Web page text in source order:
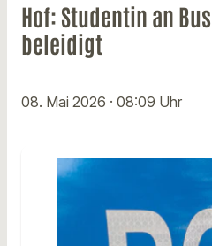
Hof: Studentin an
beleidigt
08. Mai 2026 · 08:09 Uhr